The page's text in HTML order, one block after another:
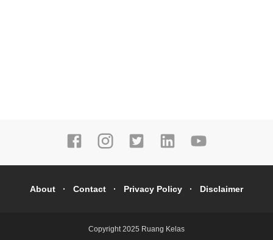
About Contact Privacy Policy Disclaimer
Copyright 2025 Ruang Kelas